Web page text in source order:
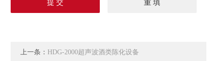
上一条： HDG-2000超声波酒类陈化设备